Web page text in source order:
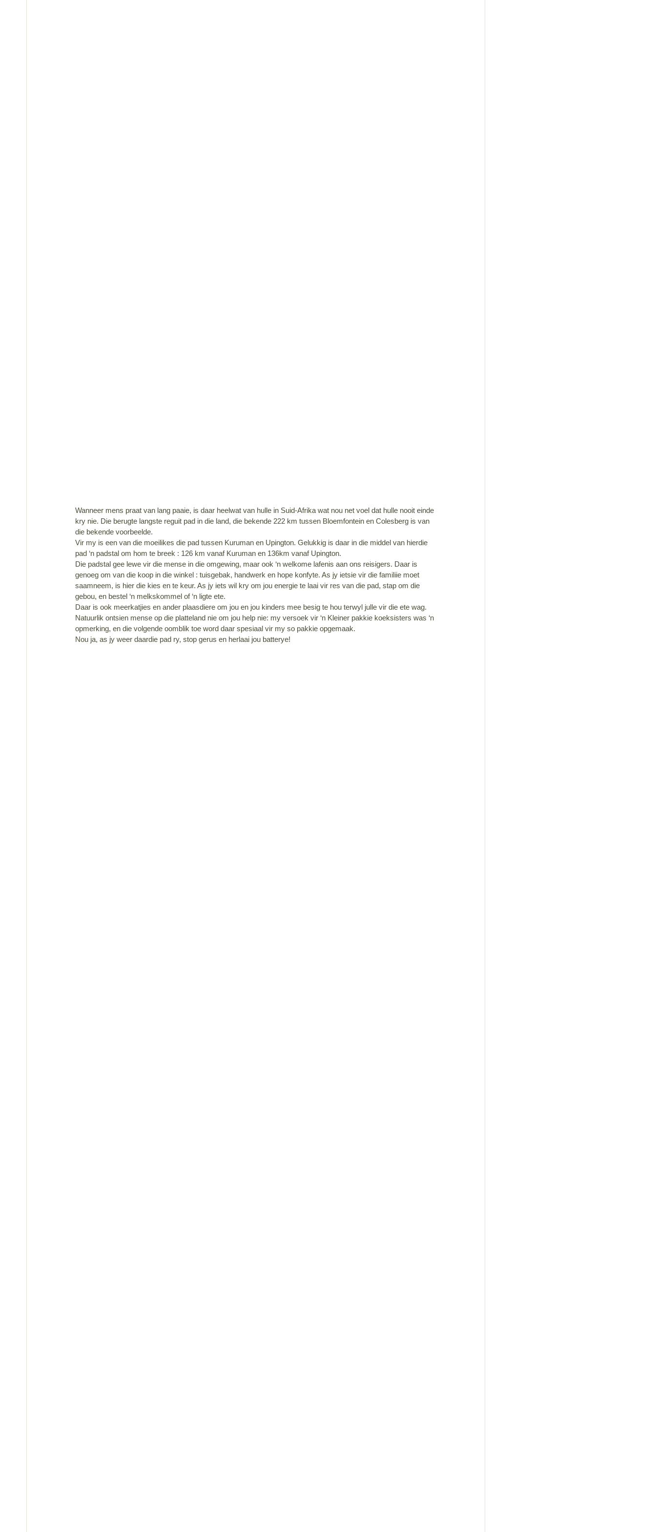
Wanneer mens praat van lang paaie, is daar heelwat van hulle in Suid-Afrika wat nou net voel dat hulle nooit einde
kry nie. Die berugte langste reguit pad in die land, die bekende 222 km tussen Bloemfontein en Colesberg is van
die bekende voorbeelde.
Vir my is een van die moeilikes die pad tussen Kuruman en Upington. Gelukkig is daar in die middel van hierdie
pad ‘n padstal om hom te breek : 126 km vanaf Kuruman en 136km vanaf Upington.
Die padstal gee lewe vir die mense in die omgewing, maar ook ‘n welkome lafenis aan ons reisigers. Daar is
genoeg om van die koop in die winkel : tuisgebak, handwerk en hope konfyte. As jy ietsie vir die familiie moet
saamneem, is hier die kies en te keur. As jy iets wil kry om jou energie te laai vir res van die pad, stap om die
gebou, en bestel ‘n melkskommel of ‘n ligte ete.
Daar is ook meerkatjies en ander plaasdiere om jou en jou kinders mee besig te hou terwyl julle vir die ete wag.
Natuurlik ontsien mense op die platteland nie om jou help nie: my versoek vir ‘n Kleiner pakkie koeksisters was ‘n
opmerking, en die volgende oomblik toe word daar spesiaal vir my so pakkie opgemaak.
Nou ja, as jy weer daardie pad ry, stop gerus en herlaai jou batterye!